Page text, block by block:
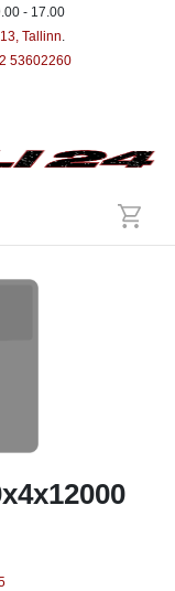
- 17.00
Tallinn.
53602260